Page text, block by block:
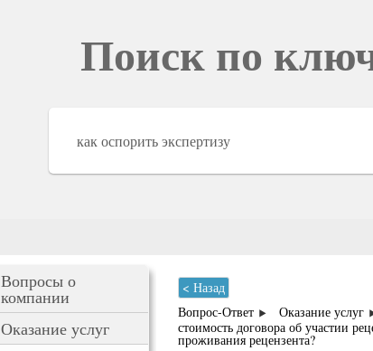
Поиск по
Вопросы о
компании
Оказание услуг
< Назад
Вопрос-Ответ
Оказание услуг
стоимость договора об участии
проживания рецензента?